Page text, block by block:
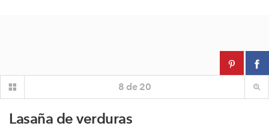
8 de 20
Lasaña de verduras